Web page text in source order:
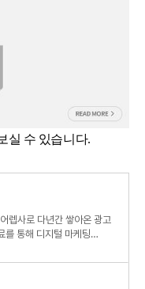
실 수 있습니다.
렙사로 다년간 쌓아온 광고
를 통해 디지털 마케팅